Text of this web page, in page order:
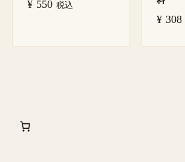
¥ 550 税込
¥ 308